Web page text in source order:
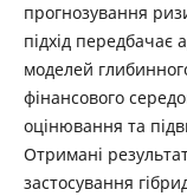
прогнозування
підхід
моделей
фінансового
оцінювання та
Отримані
застосування